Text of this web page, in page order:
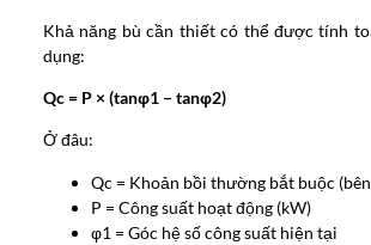
Khả năng bù cần thiết có thể được tính
dụng:
Qc = P × (tanφ1 − tanφ2)
Ở đâu:
Qc = Khoản bồi thường bắt buộc
P = Công suất hoạt động (kW)
φ1 = Góc hệ số công suất hiện tại